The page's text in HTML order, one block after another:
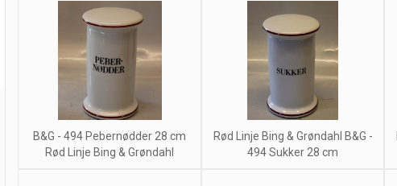
B&G - 494 Pebernødder 28 cm
Rød Linje Bing & Grøndahl
Rød Linje Bing & Grøndahl B&G -
494 Sukker 28 cm